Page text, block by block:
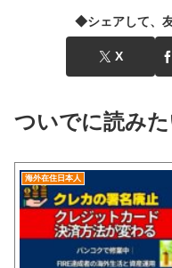
◆シェアして、
X
ついでに読みた
海外在住日本人